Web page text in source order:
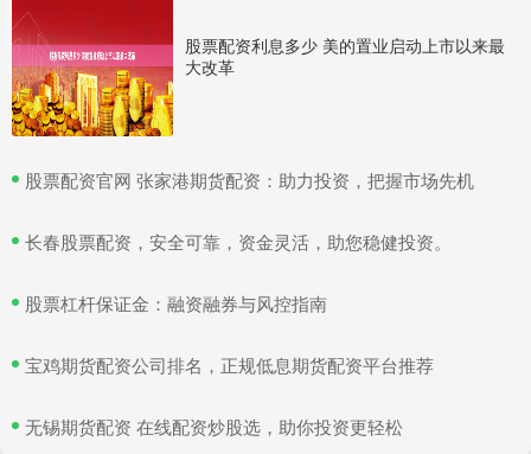
股票配资利息多少 美的置业启动上市以来最
大改革
​股票配资官网 张家港期货配资：助力投资，把握市场先机
​长春股票配资，安全可靠，资金灵活，助您稳健投资。
​股票杠杆保证金：融资融券与风控指南
​宝鸡期货配资公司排名，正规低息期货配资平台推荐
​无锡期货配资 在线配资炒股选，助你投资更轻松